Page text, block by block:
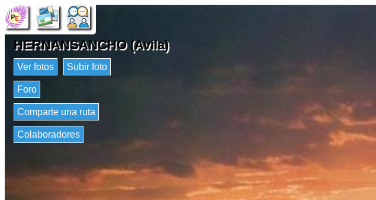
HERNANSANCHO (Avila)
Ver fotos Subir foto
Foro
Comparte una ruta
Colaboradores